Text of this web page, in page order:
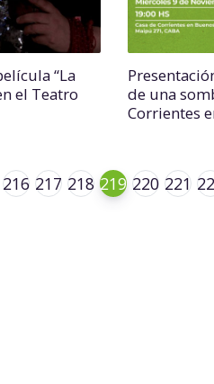
“La
el Teatro
de una
Corrientes
216 217 218 219 220 221